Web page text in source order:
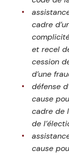
cadre
et recel
cession
d’une
défense
cause
cadre de
de
cause